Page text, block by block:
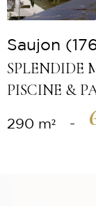
Saujon
SPLENDIDE
PISCINE &
290 m² -